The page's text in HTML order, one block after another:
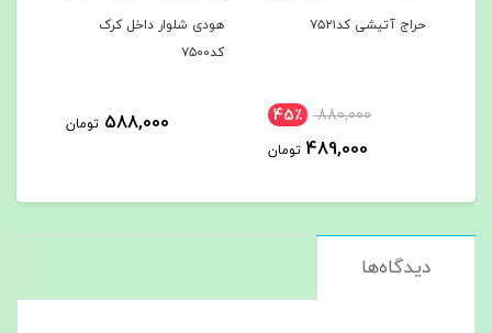
هودی شلوار داخل کرک
588,000 تومان
هودی شلوار داخل کرک
کد۷۴۹7
588,000 تومان
دیدگاه‌ها